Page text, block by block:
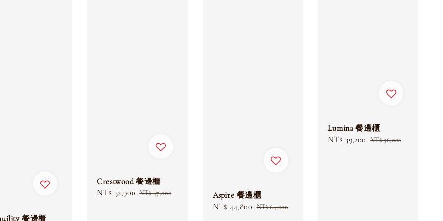
餐邊櫃
Crestwood 餐邊櫃
Sale
NT$ 32,900 Regular
NT$ 47,000
Aspire 餐邊櫃
Sale
NT$ 44,800 Regular
NT$ 64,000
Lumina 餐邊櫃
Sale
NT$ 39,200 Regular
NT$ 56,000